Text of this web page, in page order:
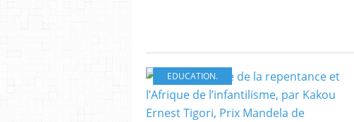
EDUCATION.